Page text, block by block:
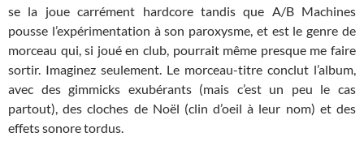
se la joue carrément hardcore tandis que A/B Machines
pousse l’expérimentation à son paroxysme, et est le genre de
morceau qui, si joué en club, pourrait même presque me faire
sortir. Imaginez seulement. Le morceau-titre conclut l’album,
avec des gimmicks exubérants (mais c’est un peu le cas
partout), des cloches de Noël (clin d’oeil à leur nom) et des
effets sonore tordus.